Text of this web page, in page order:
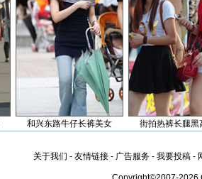
和兴东路牛仔长裤美女 街拍热裤长腿黑
关于我们 - 友情链接 - 广告服务 - 我要投稿 -